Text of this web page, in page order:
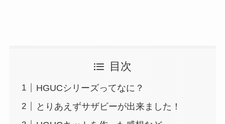
目次
HGUCシリーズってなに？
とりあえずサザビーが出来ました！